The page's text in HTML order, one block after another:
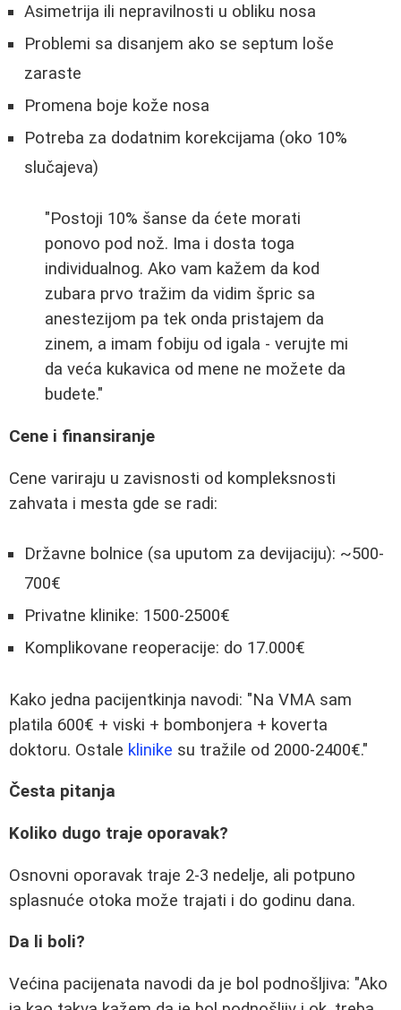
Asimetrija ili nepravilnosti u obliku nosa
Problemi sa disanjem ako se septum loše
zaraste
Promena boje kože nosa
Potreba za dodatnim korekcijama (oko 10%
slučajeva)
"Postoji 10% šanse da ćete morati
ponovo pod nož. Ima i dosta toga
individualnog. Ako vam kažem da kod
zubara prvo tražim da vidim špric sa
anestezijom pa tek onda pristajem da
zinem, a imam fobiju od igala - verujte mi
da veća kukavica od mene ne možete da
budete."
Cene i finansiranje
Cene variraju u zavisnosti od kompleksnosti
zahvata i mesta gde se radi:
Državne bolnice (sa uputom za devijaciju): ~500-
700€
Privatne klinike: 1500-2500€
Komplikovane reoperacije: do 17.000€
Kako jedna pacijentkinja navodi: "Na VMA sam
platila 600€ + viski + bombonjera + koverta
doktoru. Ostale klinike su tražile od 2000-2400€."
Česta pitanja
Koliko dugo traje oporavak?
Osnovni oporavak traje 2-3 nedelje, ali potpuno
splasnuće otoka može trajati i do godinu dana.
Da li boli?
Većina pacijenata navodi da je bol podnošljiva: "Ako